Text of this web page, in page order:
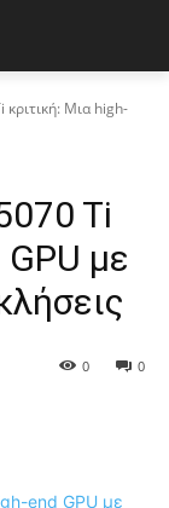
κριτική: Μια high-
Ti
με
0
0